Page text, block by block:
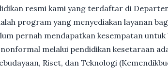
resmi kami yang terdaftar di
program yang menyediakan layanan
pernah mendapatkan kesempatan
melalui pendidikan kesetaraan
Riset, dan Teknologi